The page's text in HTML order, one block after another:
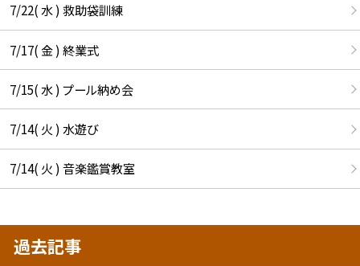
7/22( 水 ) 救助袋訓練
7/17( 金 ) 終業式
7/15( 水 ) プール納め会
7/14( 火 ) 水遊び
7/14( 火 ) 音楽鑑賞教室
過去記事